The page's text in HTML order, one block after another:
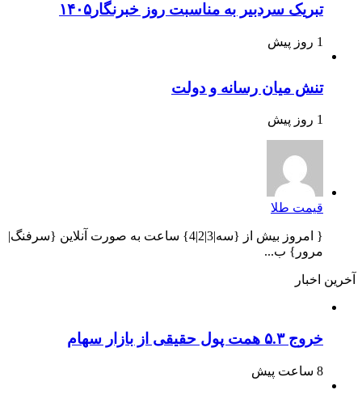
تبریک سردبیر به مناسبت روز خبرنگار۱۴۰۵
1 روز پیش
تنش میان رسانه و دولت
1 روز پیش
قیمت طلا
{ امروز بیش از {سه|3|2|4} ساعت به صورت آنلاین {سرفنگ|
مرور} ب...
آخرین اخبار
خروج ۵.۳ همت پول حقیقی از بازار سهام
8 ساعت پیش